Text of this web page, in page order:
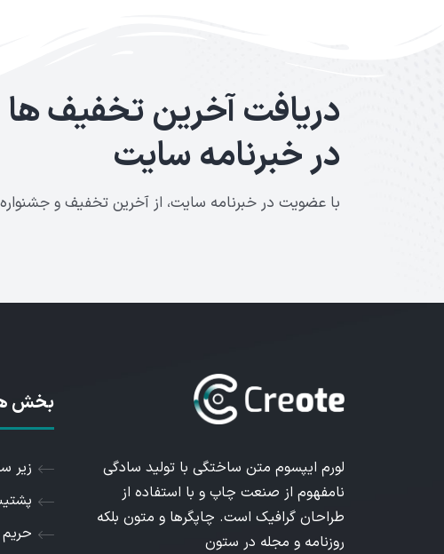
دریافت آخرین تخفیف ها
در خبرنامه سایت
با عضویت در خبرنامه سایت، از آخرین تخفیف و
لورم ایپسوم متن ساختگی با تولید سادگی
نامفهوم از صنعت چاپ و با استفاده از
طراحان گرافیک است. چاپگرها و متون بلکه
روزنامه و مجله در ستون
بخش
زیر